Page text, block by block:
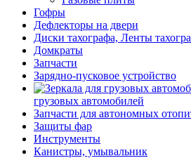
Гофры
Дефлекторы на двери
Диски тахографа, Ленты
Домкраты
Запчасти
Зарядно-пусковое устройство
грузовых автомобилей
Запчасти для автономных
Защиты фар
Инструменты
Канистры, умывальник